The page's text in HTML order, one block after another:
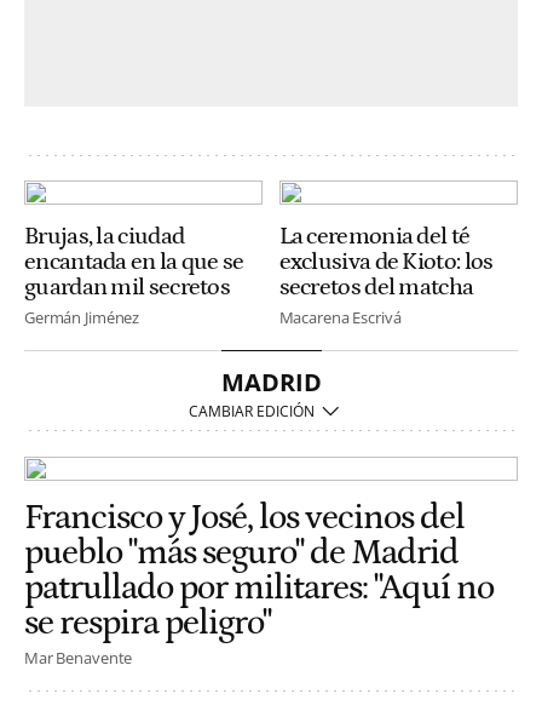
Brujas, la ciudad
encantada en la que se
guardan mil secretos
Germán Jiménez
La ceremonia del té
exclusiva de Kioto: los
secretos del matcha
Macarena Escrivá
MADRID
Francisco y José, los vecinos del
pueblo "más seguro" de Madrid
patrullado por militares: "Aquí no
se respira peligro"
Mar Benavente